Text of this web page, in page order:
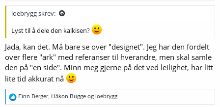
t
e
o
loebrygg skrev:
Lyst til å dele den kalkisen?
Jada, kan det. Må bare se over "designet". Jeg har den fordelt
over flere "ark" med referanser til hverandre, men skal samle
den på "en side". Minn meg gjerne på det ved leilighet, har litt
lite tid akkurat nå
R
e
Finn Berger, Håkon Bugge og loebrygg